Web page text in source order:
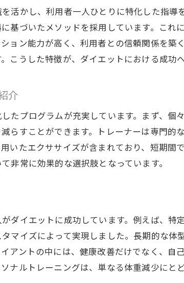
ぶ効果的な食事管理
くダイエットプログラムの特徴
践例とその成果
型へパーソナルトレーニングでかなえるダ
で行うトレーニングメニュー
要性とその方法
レーニングで理想の体型を手に入れる
めの計画立案のコツ
験談に基づく成功への道
レーニングの魅力とその効果
ト方法との違い
環境が持つ心理的効果
功に必要なサポート体制
活かし、利用者一人ひとりに特化した指導
基づいたメソッドを採用しています。これ
ョン能力が高く、利用者との信頼関係を築
うした特徴が、ダイエットにおける成功
介
たプログラムが充実しています。まず、個
らすことができます。トレーナーは専門的
たエクササイズが含まれており、短期間
非常に効果的な選択肢となっています。
ダイエットに成功しています。例えば、特
マイズによって実現しました。長期的な体
アントの中には、健康改善だけでなく、自
ナルトレーニングは、単なる体重減少にと